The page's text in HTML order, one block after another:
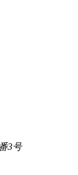
3号